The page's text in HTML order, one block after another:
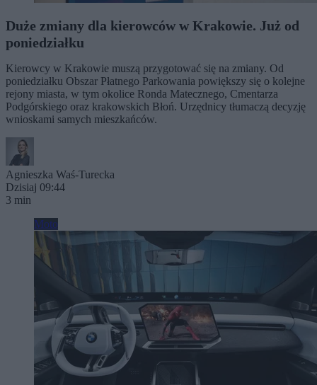
Duże zmiany dla kierowców w Krakowie. Już od
poniedziałku
Kierowcy w Krakowie muszą przygotować się na zmiany. Od
poniedziałku Obszar Płatnego Parkowania powiększy się o kolejne
rejony miasta, w tym okolice Ronda Matecznego, Cmentarza
Podgórskiego oraz krakowskich Błoń. Urzędnicy tłumaczą decyzję
wnioskami samych mieszkańców.
Agnieszka Waś-Turecka
Dzisiaj 09:44
3 min
Moto